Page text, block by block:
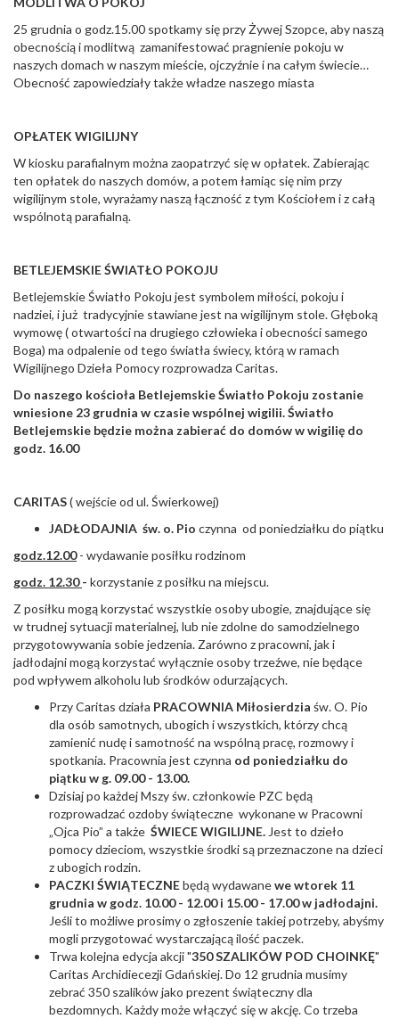
25 grudnia o godz.15.00 spotkamy się przy Żywej Szopce, aby naszą
obecnością i modlitwą zamanifestować pragnienie pokoju w
naszych domach w naszym mieście, ojczyźnie i na całym świecie…
Obecność zapowiedziały także władze naszego miasta
OPŁATEK WIGILIJNY
W kiosku parafialnym można zaopatrzyć się w opłatek. Zabierając
ten opłatek do naszych domów, a potem łamiąc się nim przy
wigilijnym stole, wyrażamy naszą łączność z tym Kościołem i z całą
wspólnotą parafialną.
BETLEJEMSKIE ŚWIATŁO POKOJU
Betlejemskie Światło Pokoju jest symbolem miłości, pokoju i
nadziei, i już tradycyjnie stawiane jest na wigilijnym stole. Głęboką
wymowę ( otwartości na drugiego człowieka i obecności samego
Boga) ma odpalenie od tego światła świecy, którą w ramach
Wigilijnego Dzieła Pomocy rozprowadza Caritas.
Do naszego kościoła Betlejemskie Światło Pokoju zostanie
wniesione 23 grudnia w czasie wspólnej wigilii. Światło
Betlejemskie będzie można zabierać do domów w wigilię do
godz. 16.00
CARITAS( wejście od ul. Świerkowej)
JADŁODAJNIA św. o. Pio czynna od poniedziałku do piątku
godz.12.00- wydawanie posiłku rodzinom
godz. 12.30- korzystanie z posiłku na miejscu.
Z posiłku mogą korzystać wszystkie osoby ubogie, znajdujące się
w trudnej sytuacji materialnej, lub nie zdolne do samodzielnego
przygotowywania sobie jedzenia. Zarówno z pracowni, jak i
jadłodajni mogą korzystać wyłącznie osoby trzeźwe, nie będące
pod wpływem alkoholu lub środków odurzających.
Przy Caritas działa PRACOWNIA Miłosierdzia św. O. Pio
dla osób samotnych, ubogich i wszystkich, którzy chcą
zamienić nudę i samotność na wspólną pracę, rozmowy i
spotkania. Pracownia jest czynna od poniedziałku do
piątku w g. 09.00 - 13.00.
Dzisiaj po każdej Mszy św. członkowie PZC będą
rozprowadzać ozdoby świąteczne wykonane w Pracowni
„Ojca Pio” a także ŚWIECE WIGILIJNE. Jest to dzieło
pomocy dzieciom, wszystkie środki są przeznaczone na dzieci
z ubogich rodzin.
PACZKI ŚWIĄTECZNEbędą wydawanewe wtorek 11
grudnia w godz. 10.00 - 12.00 i 15.00 - 17.00 w jadłodajni.
Jeśli to możliwe prosimy o zgłoszenie takiej potrzeby, abyśmy
mogli przygotować wystarczającą ilość paczek.
Trwa kolejna edycja akcji "350 SZALIKÓW POD CHOINKĘ"
Caritas Archidiecezji Gdańskiej. Do 12 grudnia musimy
zebrać 350 szalików jako prezent świąteczny dla
bezdomnych. Każdy może włączyć się w akcję. Co trzeba